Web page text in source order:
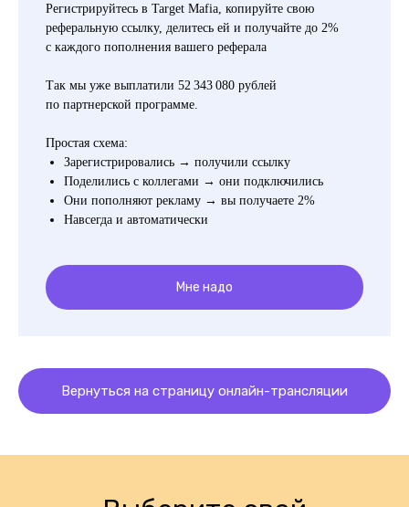
Регистрируйтесь в Target Mafia, копируйте свою
реферальную ссылку, делитесь ей и получайте до 2%
с каждого пополнения вашего реферала
Так мы уже выплатили 52 343 080 рублей
по партнерской программе.
Простая схема:
Зарегистрировались → получили ссылку
Поделились с коллегами → они подключились
Они пополняют рекламу → вы получаете 2%
Навсегда и автоматически
Мне надо
Вернуться на страницу онлайн-трансляции